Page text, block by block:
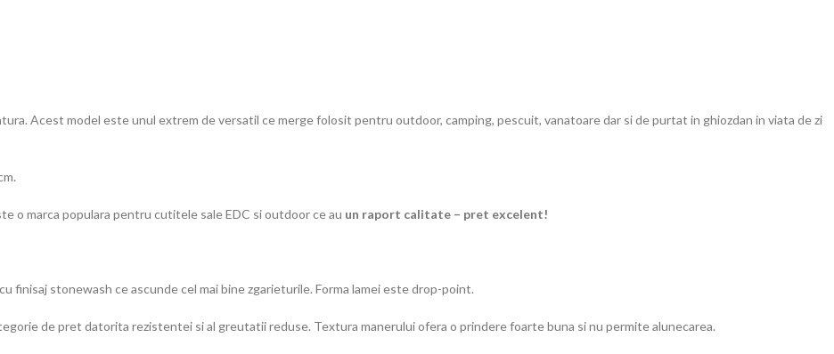
Acest model este unul extrem de versatil ce merge folosit pentru outdoor, camping, pescuit, vanatoare dar si de purtat in ghiozdan in viata de zi
o marca populara pentru cutitele sale EDC si outdoor ce au un raport calitate – pret excelent!
cu finisaj stonewash ce ascunde cel mai bine zgarieturile. Forma lamei este drop-point.
de pret datorita rezistentei si al greutatii reduse. Textura manerului ofera o prindere foarte buna si nu permite alunecarea.